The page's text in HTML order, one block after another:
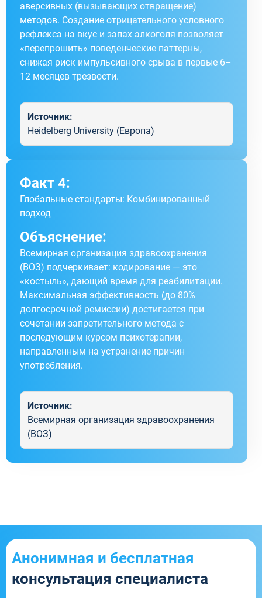
аверсивных (вызывающих отвращение)
методов. Создание отрицательного условного
рефлекса на вкус и запах алкоголя позволяет
«перепрошить» поведенческие паттерны,
снижая риск импульсивного срыва в первые 6–
12 месяцев трезвости.
Источник:
Heidelberg University (Европа)
Факт 4:
Глобальные стандарты: Комбинированный
подход
Объяснение:
Всемирная организация здравоохранения
(ВОЗ) подчеркивает: кодирование — это
«костыль», дающий время для реабилитации.
Максимальная эффективность (до 80%
долгосрочной ремиссии) достигается при
сочетании запретительного метода с
последующим курсом психотерапии,
направленным на устранение причин
употребления.
Источник:
Всемирная организация здравоохранения
(ВОЗ)
Анонимная и бесплатная
консультация специалиста